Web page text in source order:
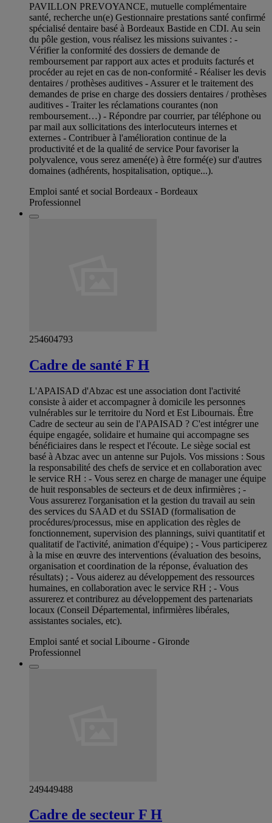
PAVILLON PREVOYANCE, mutuelle complémentaire
santé, recherche un(e) Gestionnaire prestations santé confirmé
spécialisé dentaire basé à Bordeaux Bastide en CDI. Au sein
du pôle gestion, vous réalisez les missions suivantes : -
Vérifier la conformité des dossiers de demande de
remboursement par rapport aux actes et produits facturés et
procéder au rejet en cas de non-conformité - Réaliser les devis
dentaires / prothèses auditives - Assurer et le traitement des
demandes de prise en charge des dossiers dentaires / prothèses
auditives - Traiter les réclamations courantes (non
remboursement…) - Répondre par courrier, par téléphone ou
par mail aux sollicitations des interlocuteurs internes et
externes - Contribuer à l'amélioration continue de la
productivité et de la qualité de service Pour favoriser la
polyvalence, vous serez amené(e) à être formé(e) sur d'autres
domaines (adhérents, hospitalisation, optique...).
Emploi santé et social Bordeaux - Bordeaux
Professionnel
254604793
Cadre de santé F H
L'APAISAD d'Abzac est une association dont l'activité
consiste à aider et accompagner à domicile les personnes
vulnérables sur le territoire du Nord et Est Libournais. Être
Cadre de secteur au sein de l'APAISAD ? C'est intégrer une
équipe engagée, solidaire et humaine qui accompagne ses
bénéficiaires dans le respect et l'écoute. Le siège social est
basé à Abzac avec un antenne sur Pujols. Vos missions : Sous
la responsabilité des chefs de service et en collaboration avec
le service RH : - Vous serez en charge de manager une équipe
de huit responsables de secteurs et de deux infirmières ; -
Vous assurerez l'organisation et la gestion du travail au sein
des services du SAAD et du SSIAD (formalisation de
procédures/processus, mise en application des règles de
fonctionnement, supervision des plannings, suivi quantitatif et
qualitatif de l'activité, animation d'équipe) ; - Vous participerez
à la mise en œuvre des interventions (évaluation des besoins,
organisation et coordination de la réponse, évaluation des
résultats) ; - Vous aiderez au développement des ressources
humaines, en collaboration avec le service RH ; - Vous
assurerez et contriburez au développement des partenariats
locaux (Conseil Départemental, infirmières libérales,
assistantes sociales, etc).
Emploi santé et social Libourne - Gironde
Professionnel
249449488
Cadre de secteur F H